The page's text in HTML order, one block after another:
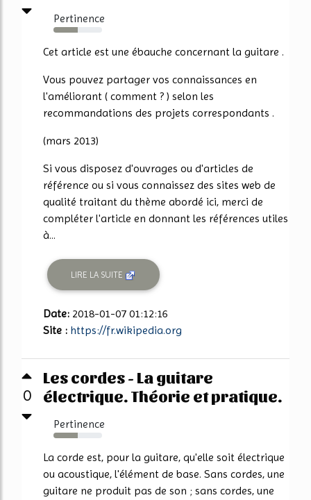
Pertinence
50%
Cet article est une ébauche concernant la guitare .
Vous pouvez partager vos connaissances en
l'améliorant ( comment ? ) selon les
recommandations des projets correspondants .
(mars 2013)
Si vous disposez d'ouvrages ou d'articles de
référence ou si vous connaissez des sites web de
qualité traitant du thème abordé ici, merci de
compléter l'article en donnant les références utiles
à...
LIRE LA SUITE
Date: 2018-01-07 01:12:16
Site : https://fr.wikipedia.org
0
Les cordes - La guitare
électrique. Théorie et pratique.
Pertinence
50%
La corde est, pour la guitare, qu'elle soit électrique
ou acoustique, l'élément de base. Sans cordes, une
guitare ne produit pas de son ; sans cordes, une